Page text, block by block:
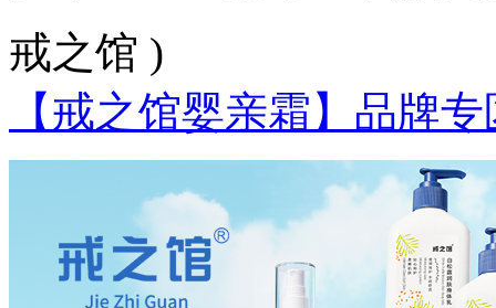
戒之馆 )
【戒之馆婴亲霜】品牌专